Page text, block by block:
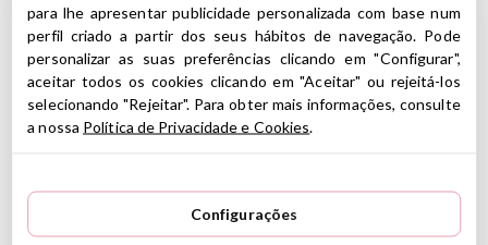
lâmpada LEDMary'sApple transforma qualquer canto em um
espaço mais quente, acolhedor e bonito. Seu formato de maçã
com acabamento em silicone macio o torna uma lâmpada tão
adorável quanto funcional, perfeita para quartos de crianças e,
quando você não a usa, fica ótima como elemento decorativo
Material: ABS, PP, silicone
Medidas: 14,2 x 10,8 x 14,2 cm
para lhe apresentar publicidade personalizada com base num
perfil criado a partir dos seus hábitos de navegação. Pode
personalizar as suas preferências clicando em "Configurar",
aceitar todos os cookies clicando em "Aceitar" ou rejeitá-los
selecionando "Rejeitar". Para obter mais informações, consulte
a nossa Política de Privacidade e Cookies
Configurações